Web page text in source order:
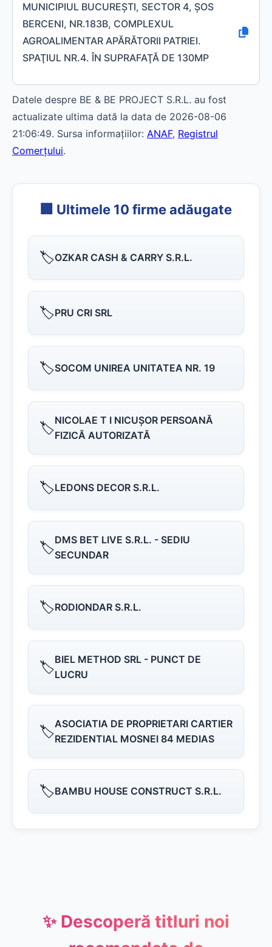
MUNICIPIUL BUCUREŞTI, SECTOR 4, ŞOS
BERCENI, NR.183B, COMPLEXUL
AGROALIMENTAR APĂRĂTORII PATRIEI.
SPAŢIUL NR.4. ÎN SUPRAFAŢĂ DE 130MP
Datele despre BE & BE PROJECT S.R.L. au fost
actualizate ultima dată la data de 2026-08-06
21:06:49. Sursa informațiilor: ANAF, Registrul
Comerțului.
🏢 Ultimele 10 firme adăugate
🏷️OZKAR CASH & CARRY S.R.L.
🏷️PRU CRI SRL
🏷️SOCOM UNIREA UNITATEA NR. 19
🏷️NICOLAE T I NICUŞOR PERSOANĂ
FIZICĂ AUTORIZATĂ
🏷️LEDONS DECOR S.R.L.
🏷️DMS BET LIVE S.R.L. - SEDIU
SECUNDAR
🏷️RODIONDAR S.R.L.
🏷️BIEL METHOD SRL - PUNCT DE
LUCRU
🏷️ASOCIATIA DE PROPRIETARI CARTIER
REZIDENTIAL MOSNEI 84 MEDIAS
🏷️BAMBU HOUSE CONSTRUCT S.R.L.
✨ Descoperă titluri noi